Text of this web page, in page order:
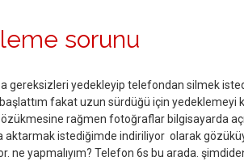
sorunu
gereksizleri yedekleyip telefondan silmek
fakat uzun sürdüğü için yedeklemeyi
rağmen fotoğraflar bilgisayarda
aktarmak istediğimde indiriliyor olarak
ne yapmalıyım? Telefon 6s bu arada.